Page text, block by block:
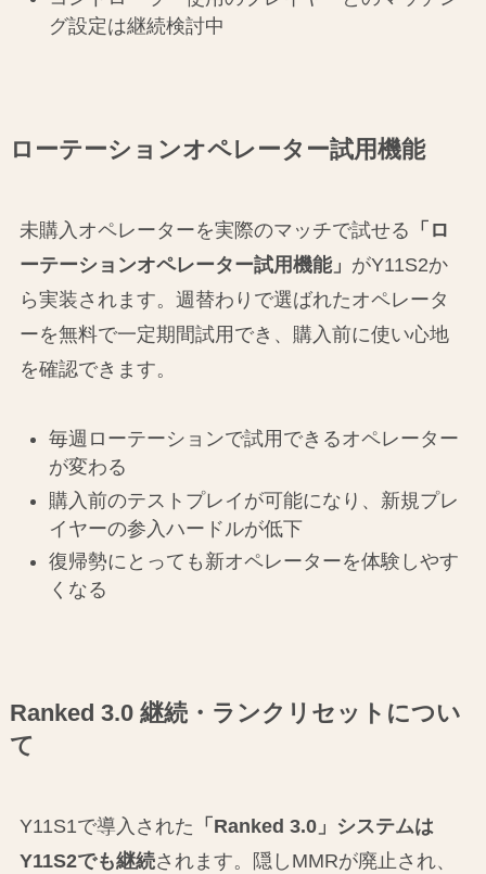
グ設定は継続検討中
ローテーションオペレーター試用機能
未購入オペレーターを実際のマッチで試せる 「ロ
ーテーションオペレーター試用機能」 がY11S2か
ら実装されます。週替わりで選ばれたオペレータ
ーを無料で一定期間試用でき、購入前に使い心地
を確認できます。
毎週ローテーションで試用できるオペレーター
が変わる
購入前のテストプレイが可能になり、新規プレ
イヤーの参入ハードルが低下
復帰勢にとっても新オペレーターを体験しやす
くなる
Ranked 3.0 継続・ランクリセットについ
て
Y11S1で導入された 「Ranked 3.0」システムは
Y11S2でも継続されます。隠しMMRが廃止され、